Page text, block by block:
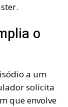
o
a um
solicita
que envolve